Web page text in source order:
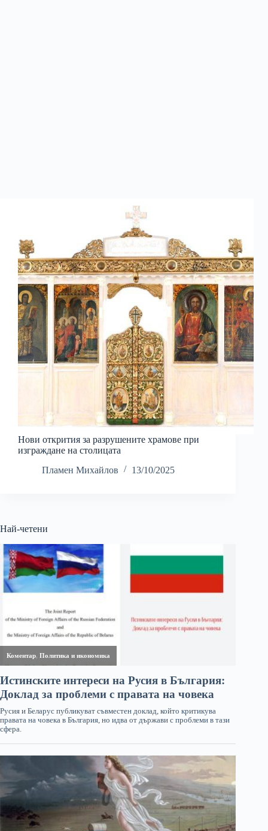
Нови открития за разрушените храмове при
изграждане на столицата
Пламен Михайлов
13/10/2025
Най-четени